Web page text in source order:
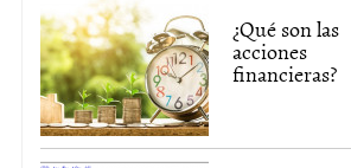
¿Qué son las
acciones
financieras?